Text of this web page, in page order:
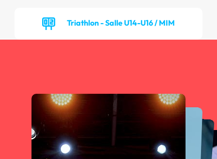
Triathlon - Salle U14-U16 / MIM